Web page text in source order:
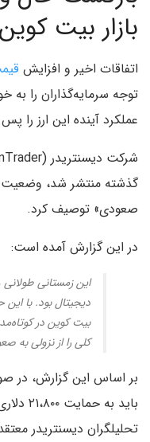
بازار بیت کوین
اتفاقات اخیر و افزایش
توجه سرمایه‌گذاران را به
عملکرد آینده این ارز را
شرکت دیسنتریدر (DecenTrader) در
گذشته منتشر شد، وضعیت
صعودی» توصیف کرد.
در این گزارش آمده است:
این زمستانی
دیجیتال بود. با
بیت کوین در
کلی را از نزولی به
بر اساس این گزارش، در
باید